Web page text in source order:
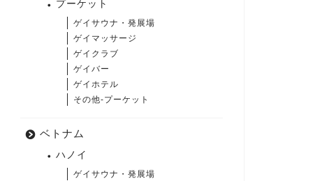
プーケット
ゲイサウナ・発展場
ゲイマッサージ
ゲイクラブ
ゲイバー
ゲイホテル
その他-プーケット
ベトナム
ハノイ
ゲイサウナ・発展場